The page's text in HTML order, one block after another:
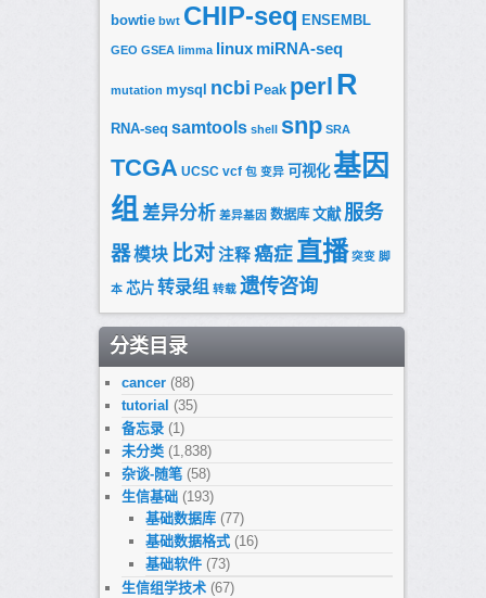
bowtie bwt CHIP-seq ENSEMBL
GEO GSEA limma linux miRNA-seq
mutation mysql ncbi Peak perl R
RNA-seq samtools shell snp SRA
TCGA UCSC vcf 包 变异 可视化 基因
组 差异分析 差异基因 数据库 文献 服务
器模块 比对注释癌症 直播 突变 脚
本 芯片 转录组 转载 遗传咨询
分类目录
cancer(88)
tutorial (35)
备忘录(1)
未分类(1,838)
杂谈-随笔(58)
生信基础(193)
基础数据库 (77)
基础数据格式 (16)
基础软件 (73)
生信组学技术(67)